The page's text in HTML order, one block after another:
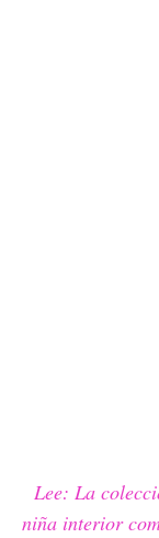
Lee: La
niña interior